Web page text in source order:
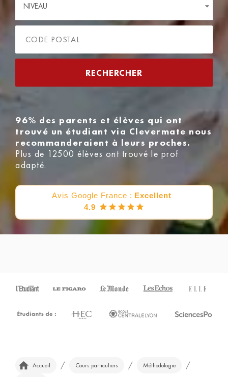
NIVEAU
96% des parents et élèves qui ont
trouvé un étudiant via Clevermate nous
recommanderaient à leurs proches.
Plus de 12500 élèves ont trouvé le prof
adapté.
Avis Google France : Excellent
4.9
Accueil / Cours particuliers / Méthodologie /